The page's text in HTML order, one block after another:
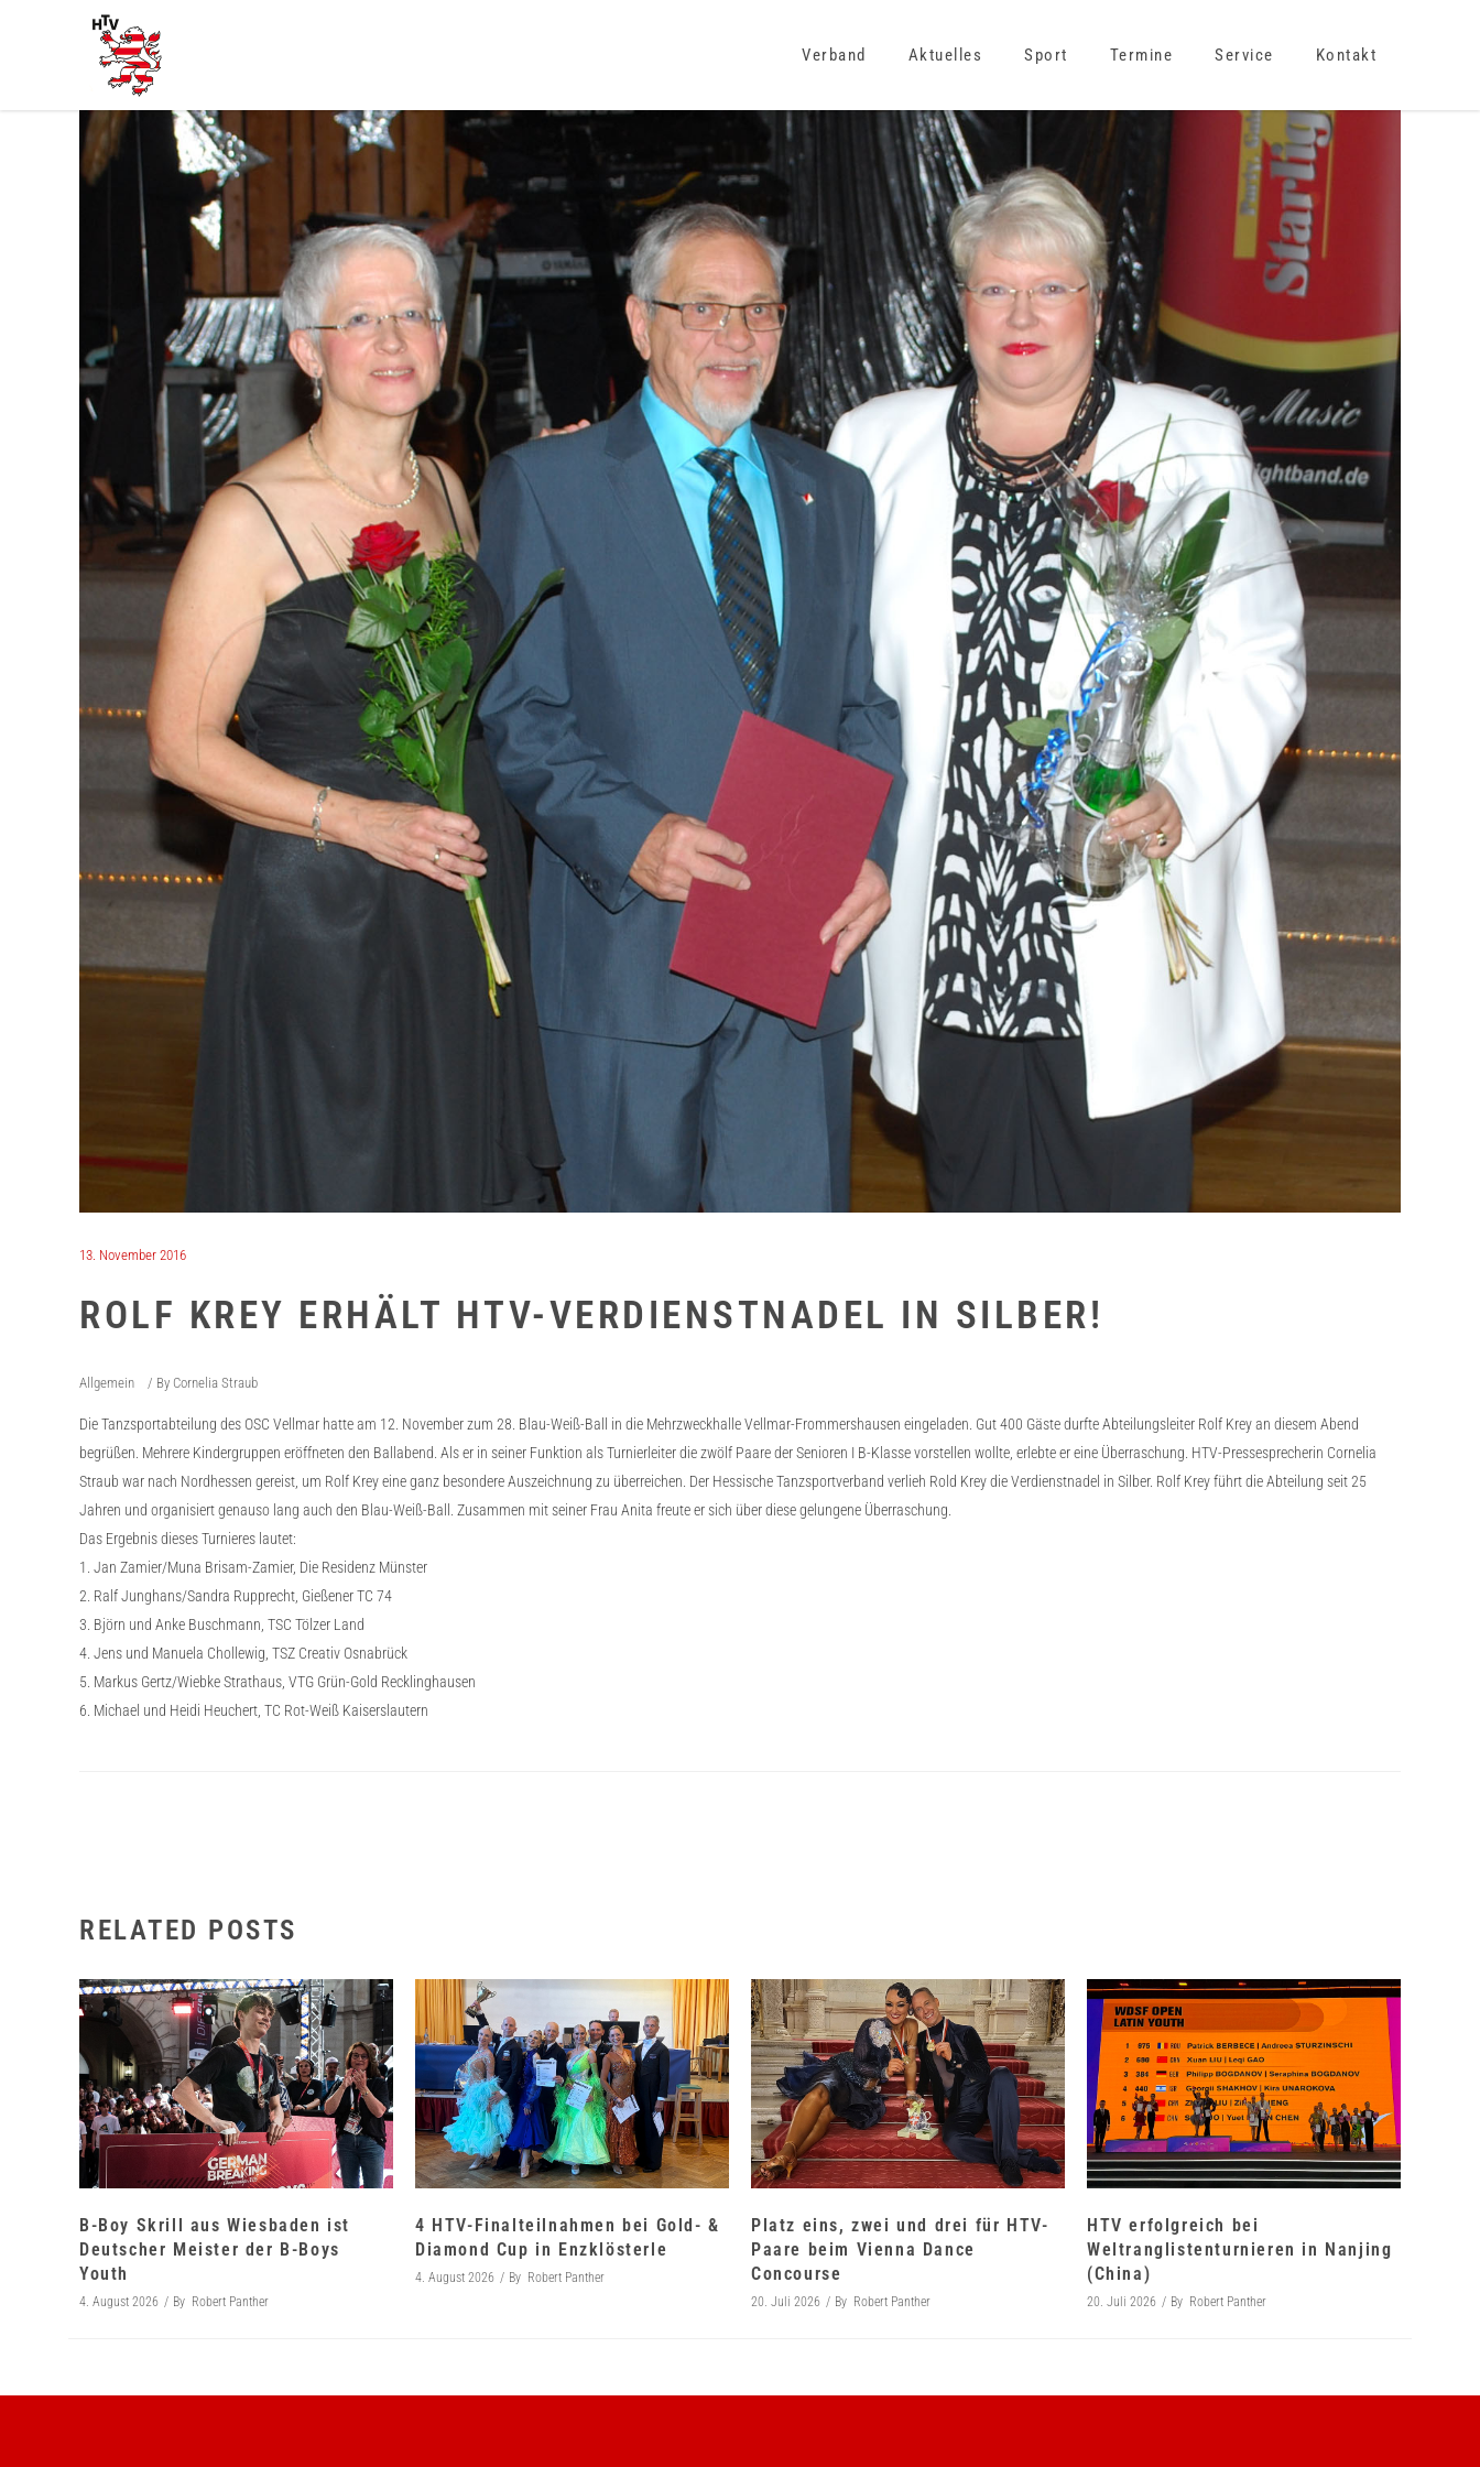
Verband Aktuelles Sport Termine Service Kontakt
13. November 2016
ROLF KREY ERHÄLT HTV-VERDIENSTNADEL IN SILBER!
Allgemein By Cornelia Straub
Die Tanzsportabteilung des OSC Vellmar hatte am 12. November zum 28. Blau-Weiß-Ball in die Mehrzweckhalle Vellmar-Frommershausen eingeladen. Gut 400 Gäste durfte Abteilungsleiter Rolf Krey an diesem Abend
begrüßen. Mehrere Kindergruppen eröffneten den Ballabend. Als er in seiner Funktion als Turnierleiter die zwölf Paare der Senioren I B-Klasse vorstellen wollte, erlebte er eine Überraschung. HTV-Pressesprecherin Cornelia
Straub war nach Nordhessen gereist, um Rolf Krey eine ganz besondere Auszeichnung zu überreichen. Der Hessische Tanzsportverband verlieh Rold Krey die Verdienstnadel in Silber. Rolf Krey führt die Abteilung seit 25
Jahren und organisiert genauso lang auch den Blau-Weiß-Ball. Zusammen mit seiner Frau Anita freute er sich über diese gelungene Überraschung.
Das Ergebnis dieses Turnieres lautet:
1. Jan Zamier/Muna Brisam-Zamier, Die Residenz Münster
2. Ralf Junghans/Sandra Rupprecht, Gießener TC 74
3. Björn und Anke Buschmann, TSC Tölzer Land
4. Jens und Manuela Chollewig, TSZ Creativ Osnabrück
5. Markus Gertz/Wiebke Strathaus, VTG Grün-Gold Recklinghausen
6. Michael und Heidi Heuchert, TC Rot-Weiß Kaiserslautern
RELATED POSTS
B-Boy Skrill aus Wiesbaden ist
Deutscher Meister der B-Boys
Youth
4. August 2026 By Robert Panther
4 HTV-Finalteilnahmen bei Gold- &
Diamond Cup in Enzklösterle
4. August 2026 By Robert Panther
Platz eins, zwei und drei für HTV-
Paare beim Vienna Dance
Concourse
20. Juli 2026 By Robert Panther
HTV erfolgreich bei
Weltranglistenturnieren in Nanjing
(China)
20. Juli 2026 By Robert Panther